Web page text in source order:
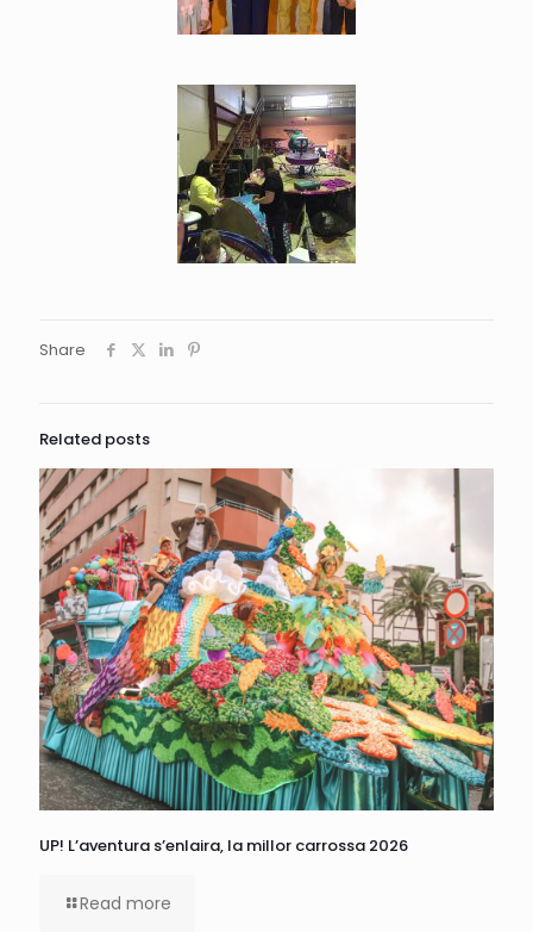
Share
Related posts
UP! L’aventura s’enlaira, la millor carrossa 2026
Read more